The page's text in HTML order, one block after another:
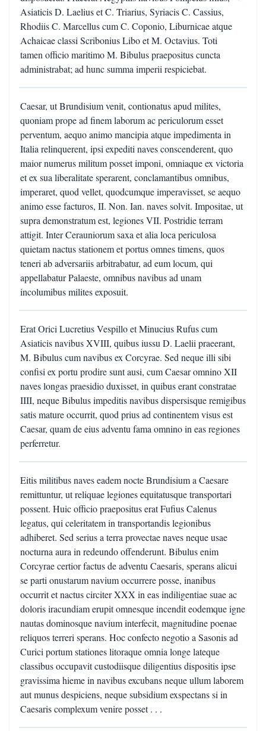
Asiaticis D. Laelius et C. Triarius, Syriacis C. Cassius,
Rhodiis C. Marcellus cum C. Coponio, Liburnicae atque
Achaicae classi Scribonius Libo et M. Octavius. Toti
tamen officio maritimo M. Bibulus praepositus cuncta
administrabat; ad hunc summa imperii respiciebat.
Caesar, ut Brundisium venit, contionatus apud milites,
quoniam prope ad finem laborum ac periculorum esset
perventum, aequo animo mancipia atque impedimenta in
Italia relinquerent, ipsi expediti naves conscenderent, quo
maior numerus militum posset imponi, omniaque ex victoria
et ex sua liberalitate sperarent, conclamantibus omnibus,
imperaret, quod vellet, quodcumque imperavisset, se aequo
animo esse facturos, II. Non. Ian. naves solvit. Impositae, ut
supra demonstratum est, legiones VII. Postridie terram
attigit. Inter Cerauniorum saxa et alia loca periculosa
quietam nactus stationem et portus omnes timens, quos
teneri ab adversariis arbitrabatur, ad eum locum, qui
appellabatur Palaeste, omnibus navibus ad unam
incolumibus milites exposuit.
Erat Orici Lucretius Vespillo et Minucius Rufus cum
Asiaticis navibus XVIII, quibus iussu D. Laelii praeerant,
M. Bibulus cum navibus ex Corcyrae. Sed neque illi sibi
confisi ex portu prodire sunt ausi, cum Caesar omnino XII
naves longas praesidio duxisset, in quibus erant constratae
IIII, neque Bibulus impeditis navibus dispersisque remigibus
satis mature occurrit, quod prius ad continentem visus est
Caesar, quam de eius adventu fama omnino in eas regiones
perferretur.
Eitis militibus naves eadem nocte Brundisium a Caesare
remittuntur, ut reliquae legiones equitatusque transportari
possent. Huic officio praepositus erat Fufius Calenus
legatus, qui celeritatem in transportandis legionibus
adhiberet. Sed serius a terra provectae naves neque usae
nocturna aura in redeundo offenderunt. Bibulus enim
Corcyrae certior factus de adventu Caesaris, sperans alicui
se parti onustarum navium occurrere posse, inanibus
occurrit et nactus circiter XXX in eas indiligentiae suae ac
doloris iracundiam erupit omnesque incendit eodemque igne
nautas dominosque navium interfecit, magnitudine poenae
reliquos terreri sperans. Hoc confecto negotio a Sasonis ad
Curici portum stationes litoraque omnia longe lateque
classibus occupavit custodiisque diligentius dispositis ipse
gravissima hieme in navibus excubans neque ullum laborem
aut munus despiciens, neque subsidium exspectans si in
Caesaris complexum venire posset . . .